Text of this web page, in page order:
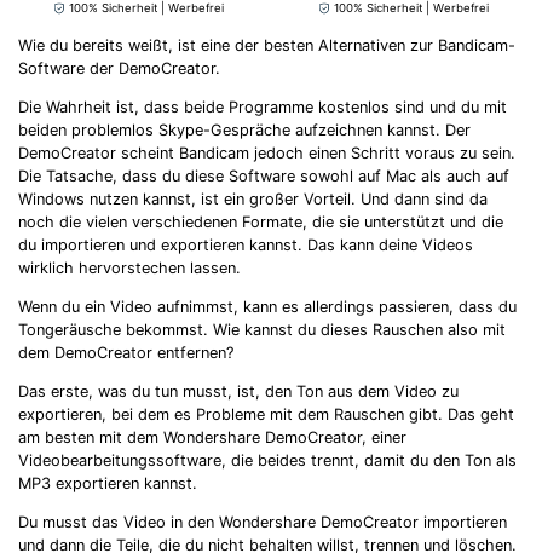
100% Sicherheit | Werbefrei 100% Sicherheit | Werbefrei
Wie du bereits weißt, ist eine der besten Alternativen zur Bandicam-
Software der DemoCreator.
Die Wahrheit ist, dass beide Programme kostenlos sind und du mit
beiden problemlos Skype-Gespräche aufzeichnen kannst. Der
DemoCreator scheint Bandicam jedoch einen Schritt voraus zu sein.
Die Tatsache, dass du diese Software sowohl auf Mac als auch auf
Windows nutzen kannst, ist ein großer Vorteil. Und dann sind da
noch die vielen verschiedenen Formate, die sie unterstützt und die
du importieren und exportieren kannst. Das kann deine Videos
wirklich hervorstechen lassen.
Wenn du ein Video aufnimmst, kann es allerdings passieren, dass du
Tongeräusche bekommst. Wie kannst du dieses Rauschen also mit
dem DemoCreator entfernen?
Das erste, was du tun musst, ist, den Ton aus dem Video zu
exportieren, bei dem es Probleme mit dem Rauschen gibt. Das geht
am besten mit dem Wondershare DemoCreator, einer
Videobearbeitungssoftware, die beides trennt, damit du den Ton als
MP3 exportieren kannst.
Du musst das Video in den Wondershare DemoCreator importieren
und dann die Teile, die du nicht behalten willst, trennen und löschen.